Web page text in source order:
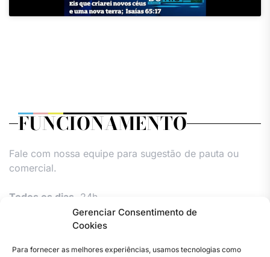
Gerenciar Consentimento de
Cookies
Para fornecer as melhores experiências, usamos tecnologias como
FUNCIONAMENTO
Fale com nossa equipe para sugestão de pauta ou
comercial.
Todos os dias, 24h.